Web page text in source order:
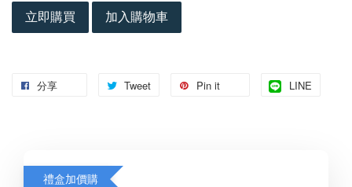
立即購買 加入購物車
分享 Tweet Pin it LINE
禮盒加價購